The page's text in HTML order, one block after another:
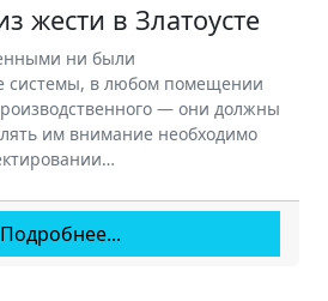
жести в Златоусте
ни были
системы, в любом помещении
— они должны
им внимание необходимо
Подробнее...